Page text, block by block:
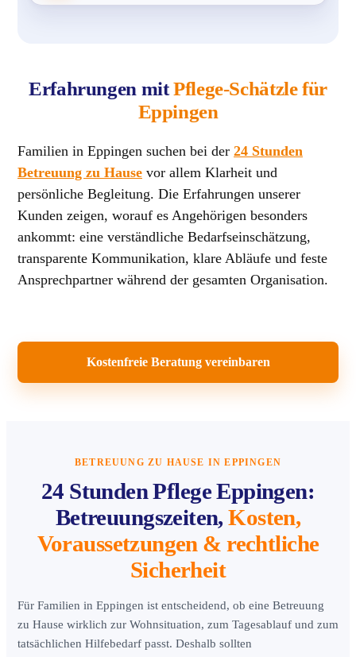
Erfahrungen mitPflege-Schätzle für
Eppingen
Familien in Eppingen suchen bei der 24 Stunden
Betreuung zu Hause vor allem Klarheit und
persönliche Begleitung. Die Erfahrungen unserer
Kunden zeigen, worauf es Angehörigen besonders
ankommt: eine verständliche Bedarfseinschätzung,
transparente Kommunikation, klare Abläufe und feste
Ansprechpartner während der gesamten Organisation.
Kostenfreie Beratung vereinbaren
BETREUUNG ZU HAUSE IN EPPINGEN
24 Stunden Pflege Eppingen:
Betreuungszeiten,Kosten,
Voraussetzungen & rechtliche
Sicherheit
Für Familien in Eppingen ist entscheidend, ob eine Betreuung
zu Hause wirklich zur Wohnsituation, zum Tagesablauf und zum
tatsächlichen Hilfebedarf passt. Deshalb sollten